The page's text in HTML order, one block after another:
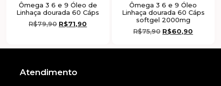
Ômega 3 6 e 9 Óleo de
Linhaça dourada 60 Cáps
R$79,90 R$71,90
Ômega 3 6 e 9 Óleo
Linhaça dourada 60 Cáps
softgel 2000mg
R$75,90 R$60,90
Atendimento